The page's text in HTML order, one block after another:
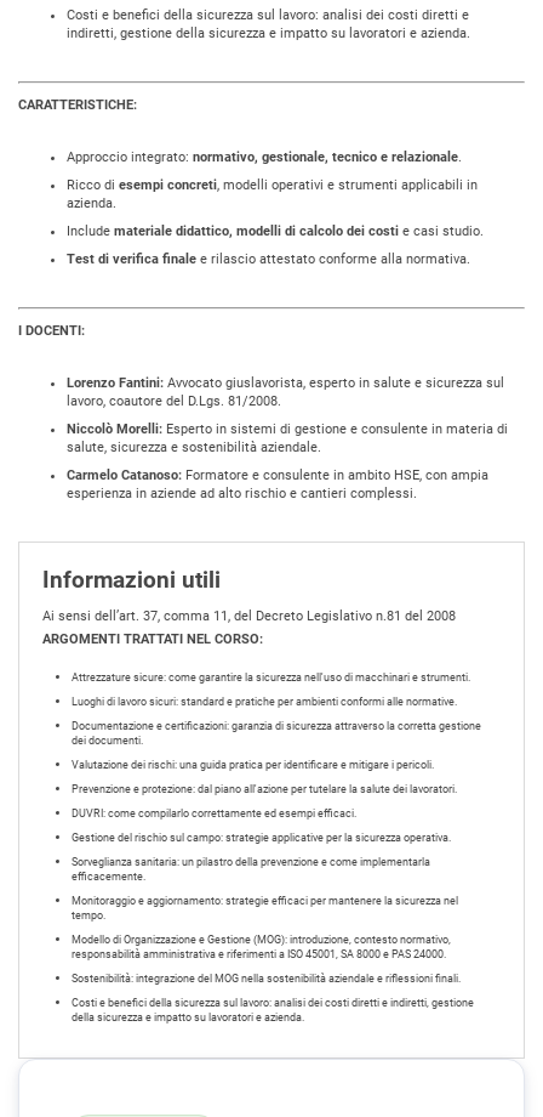
Costi e benefici della sicurezza sul lavoro: analisi dei costi diretti e
indiretti, gestione della sicurezza e impatto su lavoratori e azienda.​
CARATTERISTICHE:
Approccio integrato: normativo, gestionale, tecnico e relazionale.
Ricco di esempi concreti, modelli operativi e strumenti applicabili in
azienda.
Include materiale didattico, modelli di calcolo dei costi e casi studio.
Test di verifica finale e rilascio attestato conforme alla normativa.
I DOCENTI:
Lorenzo Fantini: Avvocato giuslavorista, esperto in salute e sicurezza sul
lavoro, coautore del D.Lgs. 81/2008.
Niccolò Morelli: Esperto in sistemi di gestione e consulente in materia di
salute, sicurezza e sostenibilità aziendale.
Carmelo Catanoso: Formatore e consulente in ambito HSE, con ampia
esperienza in aziende ad alto rischio e cantieri complessi.
Informazioni utili
Ai sensi dell’art. 37, comma 11, del Decreto Legislativo n.81 del 2008
ARGOMENTI TRATTATI NEL CORSO:
Attrezzature sicure:come garantire la sicurezza nell'uso di macchinari e strumenti
Luoghi di lavoro sicuri:standard e pratiche per ambienti conformi alle normative
Documentazione e certificazioni:garanzia di sicurezza attraverso la corretta gestione
dei documenti
Valutazione dei rischi:una guida pratica per identificare e mitigare i pericoli
Prevenzione e protezione:dal piano all'azione per tutelare la salute dei lavoratori
DUVRI:come compilarlo correttamente ed esempi efficaci
Gestione del rischio sul campo:strategie applicative per la sicurezza operativa
Sorveglianza sanitaria:un pilastro della prevenzione e come implementarla
efficacemente
Monitoraggio e aggiornamento:strategie efficaci per mantenere la sicurezza nel
tempo
Modello di Organizzazione e Gestione (MOG):introduzione, contesto normativo,
responsabilità amministrativa e riferimenti a ISO 45001, SA 8000 e PAS 24000
Sostenibilità:integrazione del MOG nella sostenibilità aziendale e riflessioni finali
Costi e benefici della sicurezza sul lavoro:analisi dei costi diretti e indiretti, gestione
della sicurezza e impatto su lavoratori e azienda